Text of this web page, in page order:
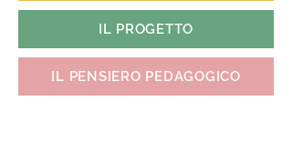
IL PROGETTO
IL PENSIERO PEDAGOGICO